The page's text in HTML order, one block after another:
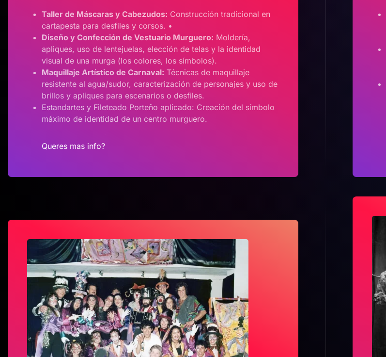
Taller de Máscaras y Cabezudos: Construcción tradicional en
cartapesta para desfiles y corsos. •
Diseño y Confección de Vestuario Murguero: Moldería,
apliques, uso de lentejuelas, elección de telas y la identidad
visual de una murga (los colores, los símbolos).
Maquillaje Artístico de Carnaval: Técnicas de maquillaje
resistente al agua/sudor, caracterización de personajes y uso de
brillos y apliques para escenarios o desfiles.
Estandartes y Fileteado Porteño aplicado: Creación del símbolo
máximo de identidad de un centro murguero.
Queres mas info?